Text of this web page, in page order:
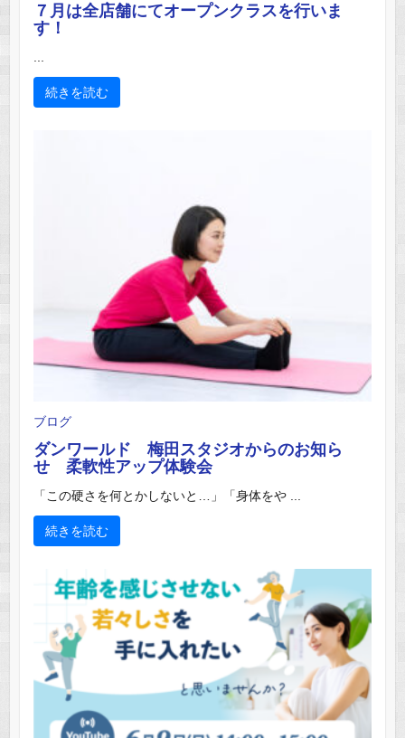
７月は全店舗にてオープンクラスを行いま
す！
続きを読む
ブログ
ダンワールド 梅田スタジオからのお知ら
せ 柔軟性アップ体験会
「この硬さを何とかしないと…」「身体をや ...
続きを読む